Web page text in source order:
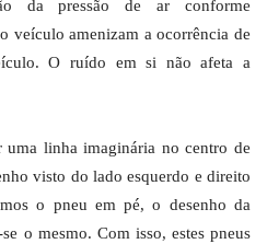
da pressão de ar conforme
veículo amenizam a ocorrência de
O ruído em si não afeta a
uma linha imaginária no centro de
visto do lado esquerdo e direito
o pneu em pé, o desenho da
o mesmo. Com isso, estes pneus